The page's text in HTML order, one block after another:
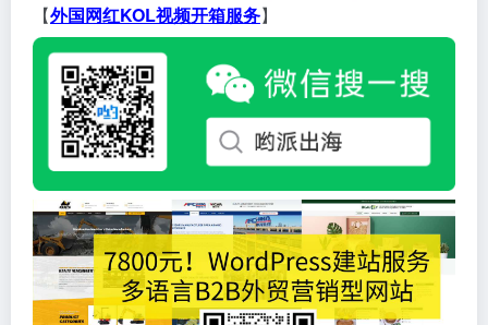
【外国网红KOL视频开箱服务】